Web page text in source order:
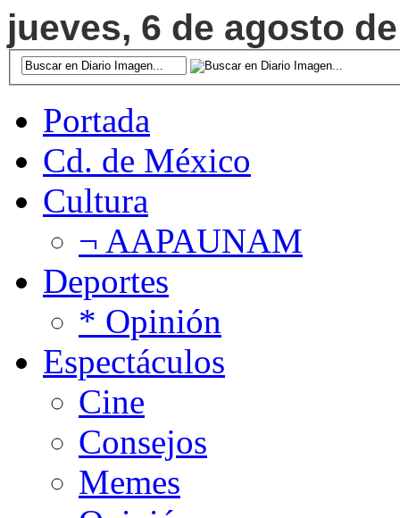
jueves, 6 de agosto
Portada
Cd. de México
Cultura
¬ AAPAUNAM
Deportes
* Opinión
Espectáculos
Cine
Consejos
Memes